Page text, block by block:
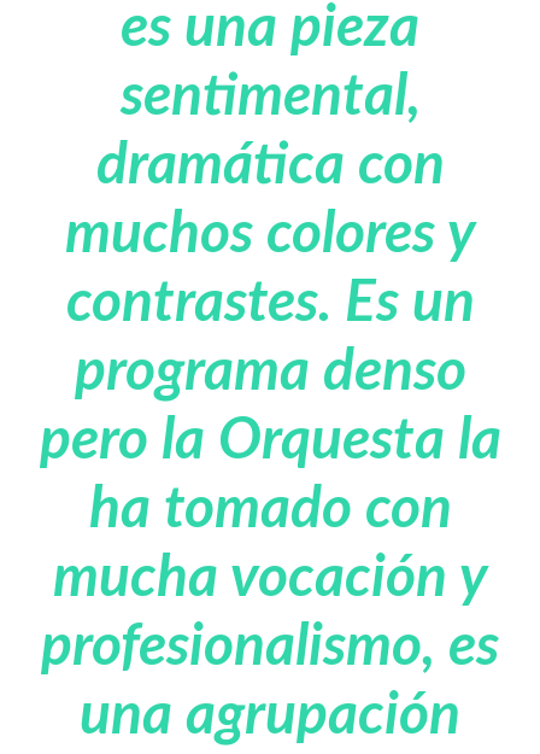
es una pieza
sentimental,
dramática con
muchos colores y
contrastes. Es un
programa denso
pero la Orquesta la
ha tomado con
mucha vocación y
profesionalismo, es
una agrupación